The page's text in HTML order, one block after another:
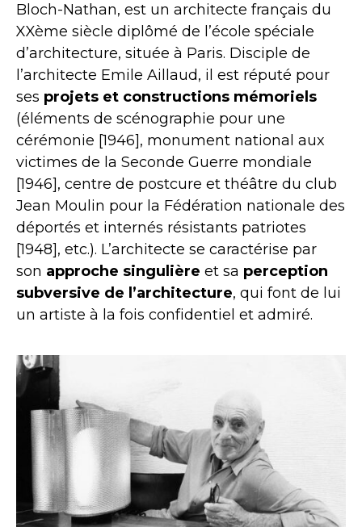
Bloch-Nathan, est un architecte français du
XXème siècle diplômé de l’école spéciale
d’architecture, située à Paris. Disciple de
l’architecte Emile Aillaud, il est réputé pour
ses projets et constructions mémoriels
(éléments de scénographie pour une
cérémonie [1946], monument national aux
victimes de la Seconde Guerre mondiale
[1946], centre de postcure et théâtre du club
Jean Moulin pour la Fédération nationale des
déportés et internés résistants patriotes
[1948], etc.). L’architecte se caractérise par
son approche singulière et sa perception
subversive de l’architecture, qui font de lui
un artiste à la fois confidentiel et admiré.